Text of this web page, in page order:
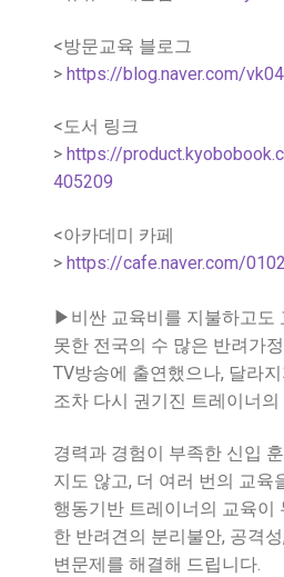
<방문교육 블로그
> https://blog.naver.com/
<도서 링크
>https://
405209
<아카데미 카페
>https://cafe.naver.com/
▶비싼 교육비를 지불하고도
못한 전국의 수 많은 반려가
TV방송에 출연했으나, 달라
조차 다시 권기진 트레이너
경력과 경험이 부족한 신입
지도 않고, 더 여러 번의 교육
행동기반 트레이너의 교육이
한 반려견의 분리불안, 공격
변문제를 해결해 드립니다.